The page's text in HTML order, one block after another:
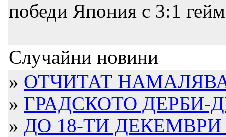
победи Япония с 3:1
Случайни новини
» ОТЧИТАТ
» ГРАДСКОТО ДЕРБИ-
» ДО 18-ТИ